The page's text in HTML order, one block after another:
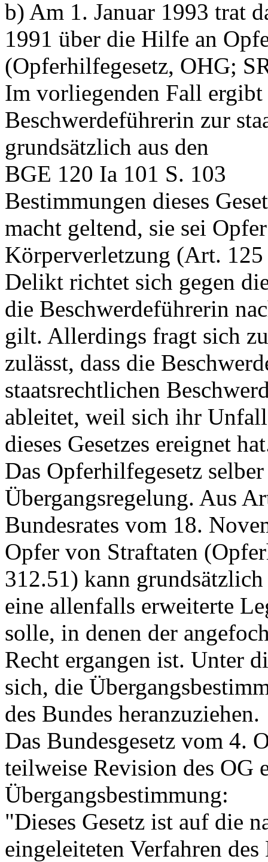
b) Am 1. Januar 1993 trat
1991 über die Hilfe an
(Opferhilfegesetz, OHG;
Im vorliegenden Fall
Beschwerdeführerin zur
grundsätzlich aus den
BGE 120 Ia 101 S. 103
Bestimmungen dieses
macht geltend, sie sei
Körperverletzung (Art. 125
Delikt richtet sich gegen
die Beschwerdeführerin
gilt. Allerdings fragt sich
zulässt, dass die
staatsrechtlichen
ableitet, weil sich ihr
dieses Gesetzes ereignet
Das Opferhilfegesetz
Übergangsregelung. Aus
Bundesrates vom 18.
Opfer von Straftaten
312.51) kann
eine allenfalls erweiterte
solle, in denen der
Recht ergangen ist. Unter
sich, die
des Bundes heranzuziehen.
Das Bundesgesetz vom 4.
teilweise Revision des OG
Übergangsbestimmung:
"Dieses Gesetz ist auf die
eingeleiteten Verfahren